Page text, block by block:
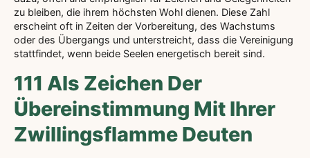
zu bleiben, die ihrem höchsten Wohl dienen. Diese Zahl
erscheint oft in Zeiten der Vorbereitung, des Wachstums
oder des Übergangs und unterstreicht, dass die Vereinigung
stattfindet, wenn beide Seelen energetisch bereit sind.
111 Als Zeichen Der
Übereinstimmung Mit Ihrer
Zwillingsflamme Deuten